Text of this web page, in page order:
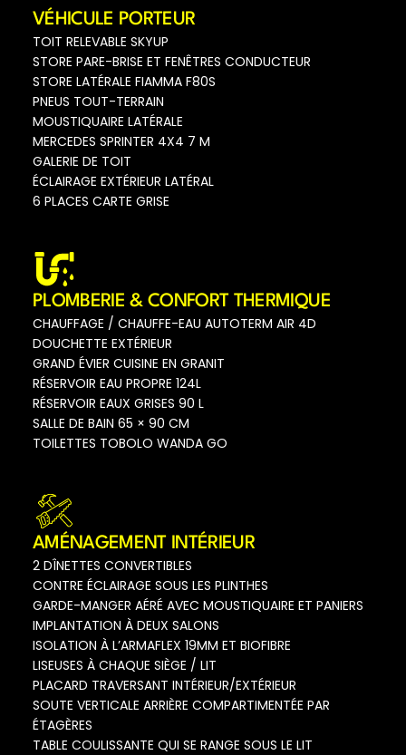
VÉHICULE PORTEUR
TOIT RELEVABLE SKYUP
STORE PARE-BRISE ET FENÊTRES CONDUCTEUR
STORE LATÉRALE FIAMMA F80S
PNEUS TOUT-TERRAIN
MOUSTIQUAIRE LATÉRALE
MERCEDES SPRINTER 4X4 7 M
GALERIE DE TOIT
ÉCLAIRAGE EXTÉRIEUR LATÉRAL
6 PLACES CARTE GRISE
PLOMBERIE & CONFORT THERMIQUE
CHAUFFAGE / CHAUFFE-EAU AUTOTERM AIR 4D
DOUCHETTE EXTÉRIEUR
GRAND ÉVIER CUISINE EN GRANIT
RÉSERVOIR EAU PROPRE 124L
RÉSERVOIR EAUX GRISES 90 L
SALLE DE BAIN 65 × 90 CM
TOILETTES TOBOLO WANDA GO
AMÉNAGEMENT INTÉRIEUR
2 DÎNETTES CONVERTIBLES
CONTRE ÉCLAIRAGE SOUS LES PLINTHES
GARDE-MANGER AÉRÉ AVEC MOUSTIQUAIRE ET PANIERS
IMPLANTATION À DEUX SALONS
ISOLATION À L’ARMAFLEX 19MM ET BIOFIBRE
LISEUSES À CHAQUE SIÈGE / LIT
PLACARD TRAVERSANT INTÉRIEUR/EXTÉRIEUR
SOUTE VERTICALE ARRIÈRE COMPARTIMENTÉE PAR
ÉTAGÈRES
TABLE COULISSANTE QUI SE RANGE SOUS LE LIT